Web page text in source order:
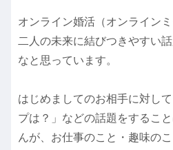
オンライン婚活（オンライン
二人の未来に結びつきやすい
なと思っています。
はじめましてのお相手に対し
プは？」などの話題をするこ
んが、お仕事のこと・趣味の